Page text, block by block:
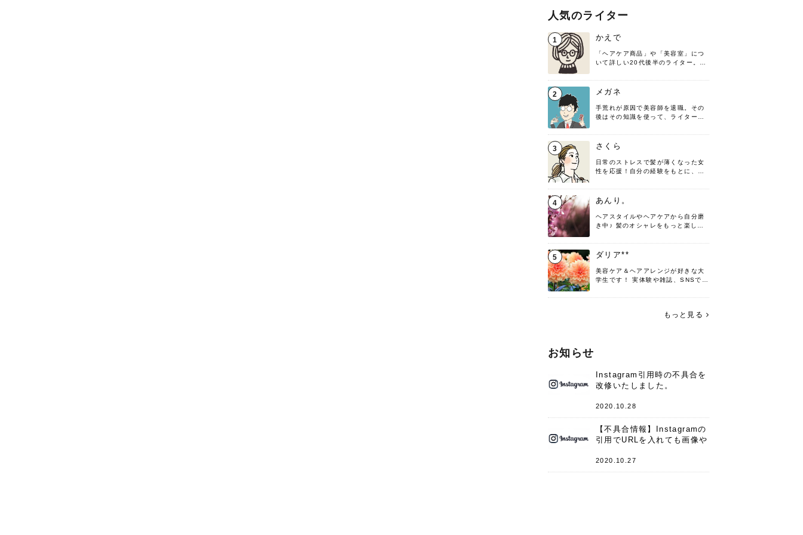
人気のライター
1 かえで
「ヘアケア商品」や「美容室」につ
いて詳しい20代後半のライター。楽
す！
2 メガネ
手荒れが原因で美容師を退職。その
後はその知識を使って、ライターと
髪の知識をわかりやすく紹介しま
す！
3 さくら
日常のストレスで髪が薄くなった女
性を応援！自分の経験をもとに、執
4 あんり。
ヘアスタイルやヘアケアから自分磨
き中♪ 髪のオシャレをもっと楽しめ
♡ 役立つ情報をお届けできるように
頑張ります！よろしくお願いしま
5 ダリア**
美容ケア＆ヘアアレンジが好きな大
学生です！ 実体験や雑誌、SNSで知
す。 これからよろしくお願いします
もっと見る
お知らせ
Instagram引用時の不具合を
改修いたしました。
2020.10.28
【不具合情報】Instagramの
引用でURLを入れても画像や
件
2020.10.27